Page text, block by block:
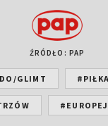
ŹRÓDŁO: PAP
GLIMT